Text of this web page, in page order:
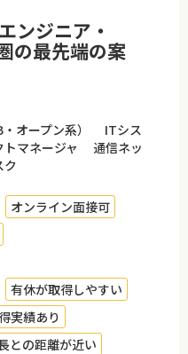
ンジニア・
の最先端の案
・オープン系） ITシス
マネージャ 通信ネッ
オンライン面接可
有休が取得しやすい
実績あり
との距離が近い